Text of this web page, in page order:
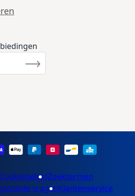
Inschrijven
Zoektermen
vragenKlantenservice